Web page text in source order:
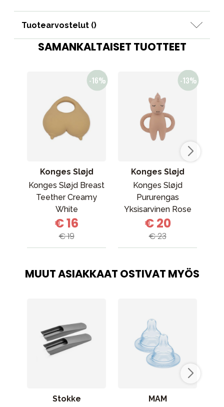
Tuotearvostelut ()
SAMANKALTAISET TUOTTEET
Konges Sløjd
Konges Sløjd Breast
Teether Creamy
White
€ 16
€ 19
Konges Sløjd
Konges Sløjd
Pururengas
Yksisarvinen Rose
€ 20
€ 23
MUUT ASIAKKAAT OSTIVAT MYÖS
Stokke
MAM